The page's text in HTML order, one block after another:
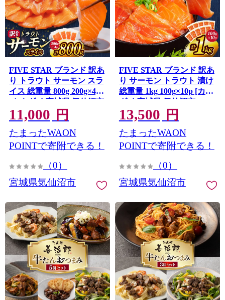
FIVE STAR ブランド 訳あ
り トラウト サーモン スラ
イス 総重量 800g 200g×4p
[カネダイ 宮城県 気仙沼市
20566179] 魚 サーモン 魚
介類 刺身 小分け 冷凍 鮭
さけ 海鮮 サーモン 切り落
とし 生食用 サーモン 真空
ウト 丼 海鮮丼 個包装 サー
11,000 円
たまったWAON
POINTで寄附できる！
（0）
宮城県気仙沼市
FIVE STAR ブランド 訳あ
り サーモン トラウト 漬け
総重量 1kg 100g×10p [カネ
ダイ 宮城県 気仙沼市
20565453] 魚 魚介類 刺身
小分け 冷凍 鮭 さけ 海鮮
切り落とし 生食用 真空パ
ック さけ サケ 食品 生食
司 丼 海鮮丼 個包装
13,500 円
たまったWAON
POINTで寄附できる！
（0）
宮城県気仙沼市